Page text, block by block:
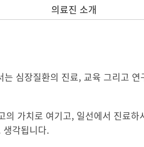
의료진 소개
심장질환의 진료, 교육 그리고
가치로 여기고, 일선에서 진료
각됩니다.